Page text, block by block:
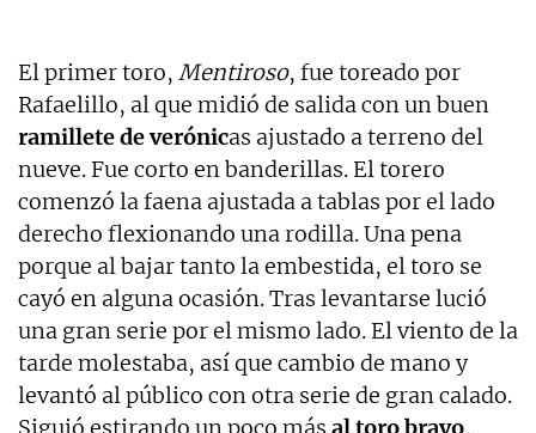
El primer toro, Mentiroso, fue toreado por
Rafaelillo, al que midió de salida con un buen
ramillete de verónicas ajustado a terreno del
nueve. Fue corto en banderillas. El torero
comenzó la faena ajustada a tablas por el lado
derecho flexionando una rodilla. Una pena
porque al bajar tanto la embestida, el toro se
cayó en alguna ocasión. Tras levantarse lució
una gran serie por el mismo lado. El viento de la
tarde molestaba, así que cambio de mano y
levantó al público con otra serie de gran calado.